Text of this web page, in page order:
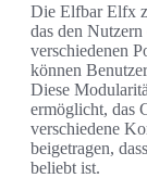
Die Elfbar Elfx
das den
verschiedenen
können
Diese
ermöglicht, das
verschiedene
beigetragen,
beliebt ist.